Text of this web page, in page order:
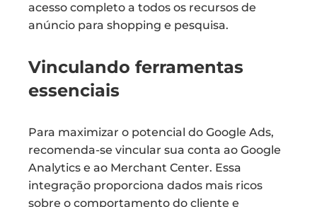
acesso completo a todos os recursos de
anúncio para shopping e pesquisa.
Vinculando ferramentas
essenciais
Para maximizar o potencial do Google Ads,
recomenda-se vincular sua conta ao Google
Analytics e ao Merchant Center. Essa
integração proporciona dados mais ricos
sobre o comportamento do cliente e